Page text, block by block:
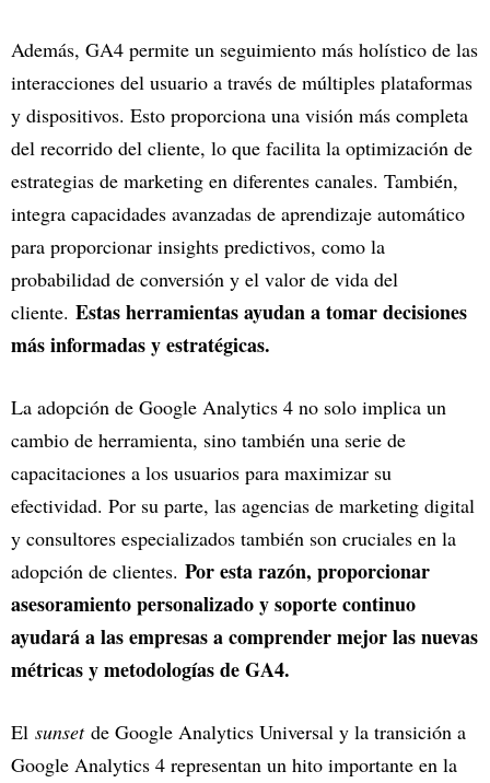
Además, GA4 permite un seguimiento más holístico de las
interacciones del usuario a través de múltiples plataformas
y dispositivos. Esto proporciona una visión más completa
del recorrido del cliente, lo que facilita la optimización de
estrategias de marketing en diferentes canales. También,
integra capacidades avanzadas de aprendizaje automático
para proporcionar insights predictivos, como la
probabilidad de conversión y el valor de vida del
cliente. Estas herramientas ayudan a tomar decisiones
más informadas y estratégicas.
La adopción de Google Analytics 4 no solo implica un
cambio de herramienta, sino también una serie de
capacitaciones a los usuarios para maximizar su
efectividad. Por su parte, las agencias de marketing digital
y consultores especializados también son cruciales en la
adopción de clientes. Por esta razón, proporcionar
asesoramiento personalizado y soporte continuo
ayudará a las empresas a comprender mejor las nuevas
métricas y metodologías de GA4.
El sunset de Google Analytics Universal y la transición a
Google Analytics 4 representan un hito importante en la